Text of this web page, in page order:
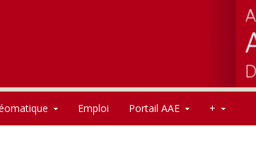
Emploi Portail AAE +